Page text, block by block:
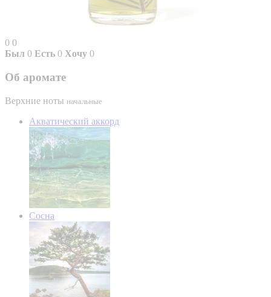
0 0
Был 0 Есть 0 Хочу 0
Об аромате
Верхние ноты начальные
Акватический аккорд
Сосна